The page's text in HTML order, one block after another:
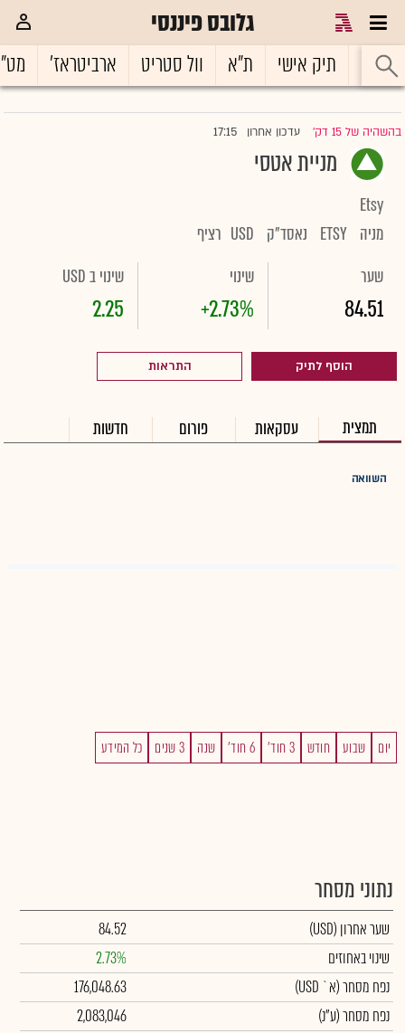
גלובס פיננסי
ראשי תיק אישי ת"א וול סטריט ארביטראז'
בהשהיה של 15 דק' |עדכון אחרון 17:15
מניית אטסי
Etsy
מניה ETSY נאסד"ק USD רציף
שער
84.51
שינוי
+2.73%
שינוי ב USD
2.25
הוסף לתיק התראות
תמצית עסקאות פורום חדשות
השוואה
יום שבוע חודש 3 חוד' 6 חוד' שנה 3 שנים כל המידע
נתוני מסחר
שער אחרון (USD)
84.52
שינוי באחוזים
2.73%
נפח מסחר(א` USD)
176,048.63
נפח מסחר(ע"נ)
2,083,046